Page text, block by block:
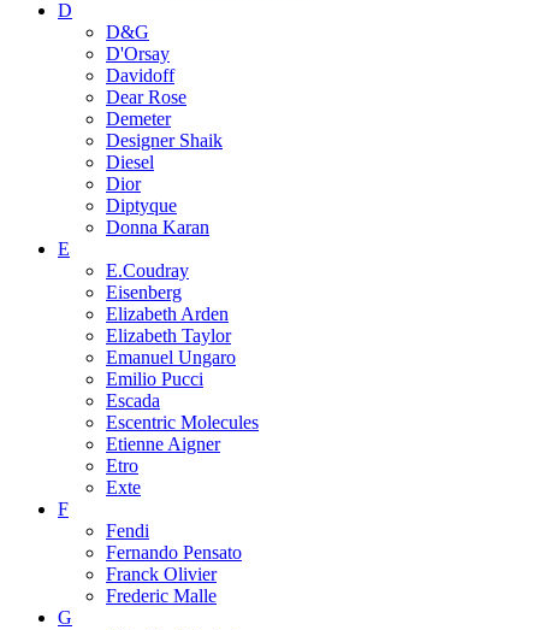
D
D&G
D'Orsay
Davidoff
Dear Rose
Demeter
Designer Shaik
Diesel
Dior
Diptyque
Donna Karan
E
E.Coudray
Eisenberg
Elizabeth Arden
Elizabeth Taylor
Emanuel Ungaro
Emilio Pucci
Escada
Escentric Molecules
Etienne Aigner
Etro
Exte
F
Fendi
Fernando Pensato
Franck Olivier
Frederic Malle
G